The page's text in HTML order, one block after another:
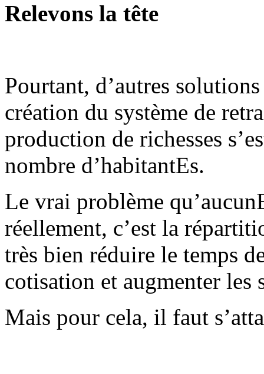
Relevons la tête
Pourtant, d’autres
création du système de
production de richesses
nombre d’habitantEs.
Le vrai problème
réellement, c’est la
très bien réduire le temps
cotisation et augmenter les
Mais pour cela, il faut